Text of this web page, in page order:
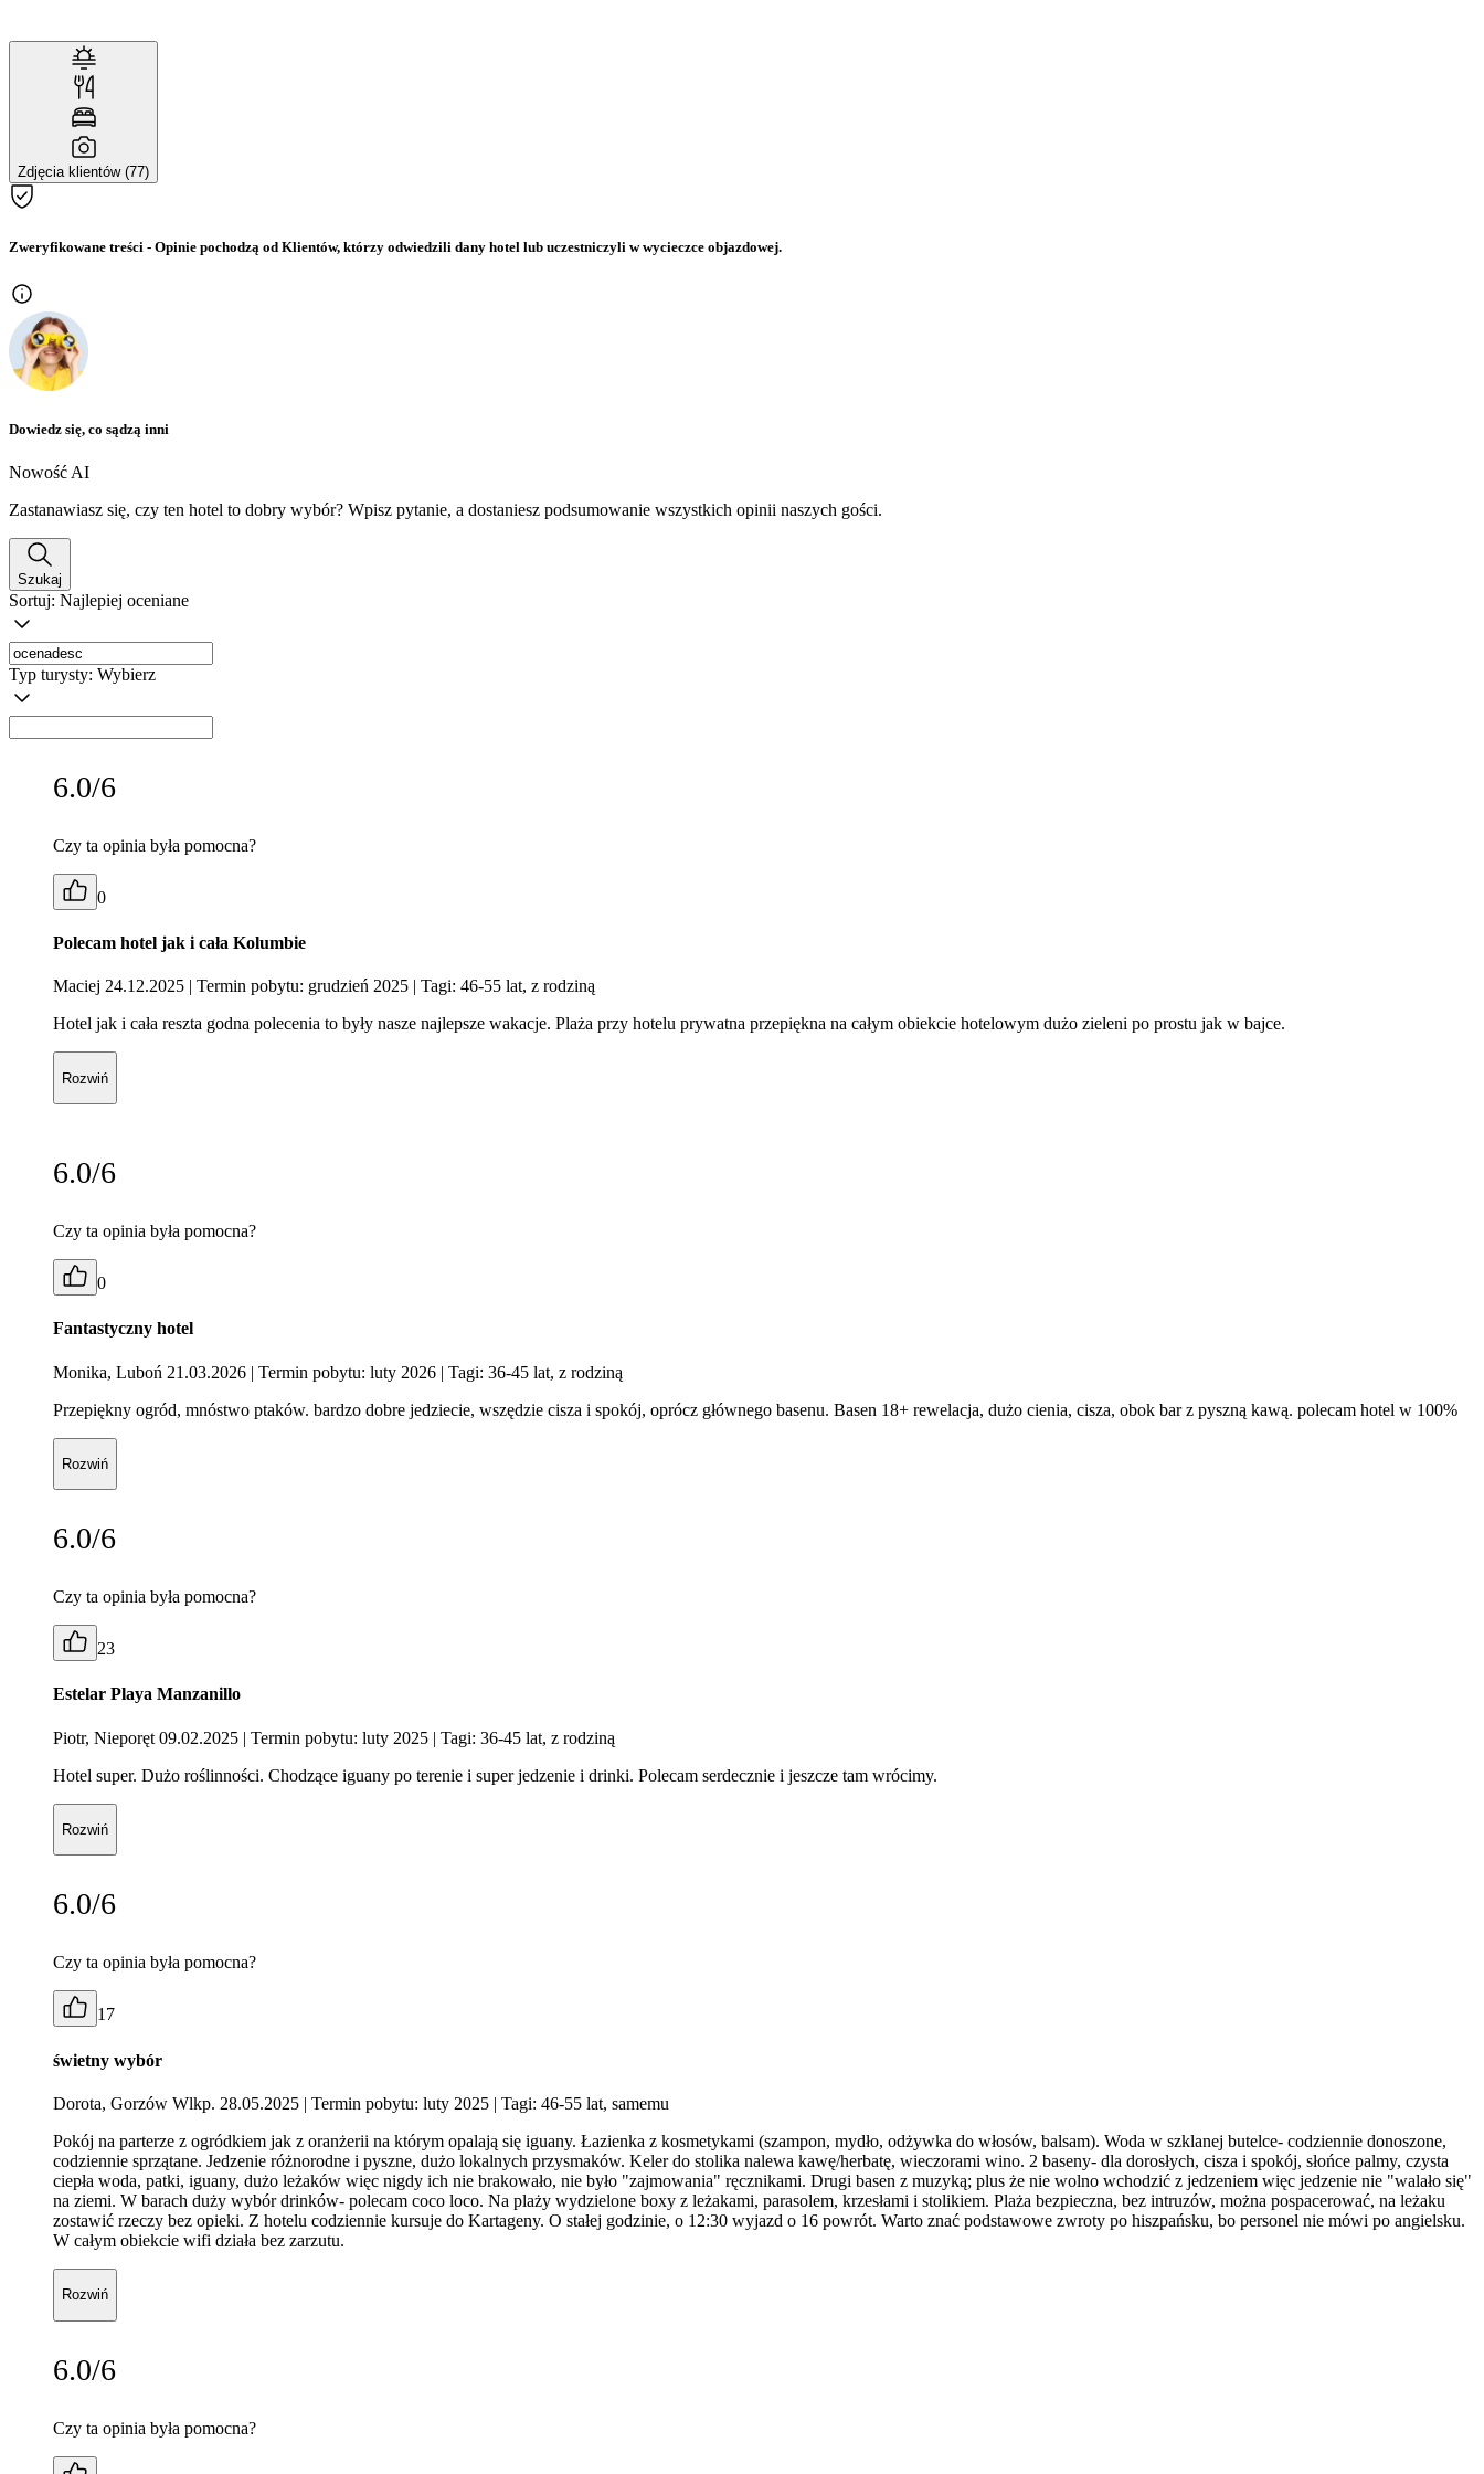
Zdjęcia klientów (77)
Zweryfikowane treści - Opinie pochodzą od Klientów, którzy odwiedzili dany hotel lub uczestniczyli w wycieczce objazdowej.
Dowiedz się, co sądzą inni
Nowość AI
Zastanawiasz się, czy ten hotel to dobry wybór? Wpisz pytanie, a dostaniesz podsumowanie wszystkich opinii naszych gości.
Szukaj
Sortuj: Najlepiej oceniane
Typ turysty: Wybierz
6.0/6
Czy ta opinia była pomocna?
0
Polecam hotel jak i cała Kolumbie
Maciej 24.12.2025 | Termin pobytu: grudzień 2025 | Tagi: 46-55 lat, z rodziną
Hotel jak i cała reszta godna polecenia to były nasze najlepsze wakacje. Plaża przy hotelu prywatna przepiękna na całym obiekcie hotelowym dużo zieleni po prostu jak w bajce.
Rozwiń
6.0/6
Czy ta opinia była pomocna?
0
Fantastyczny hotel
Monika, Luboń 21.03.2026 | Termin pobytu: luty 2026 | Tagi: 36-45 lat, z rodziną
Przepiękny ogród, mnóstwo ptaków. bardzo dobre jedziecie, wszędzie cisza i spokój, oprócz głównego basenu. Basen 18+ rewelacja, dużo cienia, cisza, obok bar z pyszną kawą. polecam hotel w 100%
Rozwiń
6.0/6
Czy ta opinia była pomocna?
23
Estelar Playa Manzanillo
Piotr, Nieporęt 09.02.2025 | Termin pobytu: luty 2025 | Tagi: 36-45 lat, z rodziną
Hotel super. Dużo roślinności. Chodzące iguany po terenie i super jedzenie i drinki. Polecam serdecznie i jeszcze tam wrócimy.
Rozwiń
6.0/6
Czy ta opinia była pomocna?
17
świetny wybór
Dorota, Gorzów Wlkp. 28.05.2025 | Termin pobytu: luty 2025 | Tagi: 46-55 lat, samemu
Pokój na parterze z ogródkiem jak z oranżerii na którym opalają się iguany. Łazienka z kosmetykami (szampon, mydło, odżywka do włosów, balsam). Woda w szklanej butelce- codziennie donoszone,
codziennie sprzątane. Jedzenie różnorodne i pyszne, dużo lokalnych przysmaków. Keler do stolika nalewa kawę/herbatę, wieczorami wino. 2 baseny- dla dorosłych, cisza i spokój, słońce palmy, czysta
ciepła woda, patki, iguany, dużo leżaków więc nigdy ich nie brakowało, nie było "zajmowania" ręcznikami. Drugi basen z muzyką; plus że nie wolno wchodzić z jedzeniem więc jedzenie nie "walało się"
na ziemi. W barach duży wybór drinków- polecam coco loco. Na plaży wydzielone boxy z leżakami, parasolem, krzesłami i stolikiem. Plaża bezpieczna, bez intruzów, można pospacerować, na leżaku
zostawić rzeczy bez opieki. Z hotelu codziennie kursuje do Kartageny. O stałej godzinie, o 12:30 wyjazd o 16 powrót. Warto znać podstawowe zwroty po hiszpańsku, bo personel nie mówi po angielsku.
W całym obiekcie wifi działa bez zarzutu.
Rozwiń
6.0/6
Czy ta opinia była pomocna?